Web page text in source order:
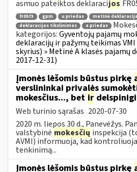
asmuo pateiktos deklaracijos
fr0573 gpm u priedas metinė deklaracija
deklaracijos tikslinimas
a priedas
kategorijos:Gyventojų pajamų
deklaracijų ir pažymų teikimas
skyrius) » Metinė A klasės pajamų
2017-12-31)
Įmonės lėšomis būstus pirkę
verslininkai privalės
mokesčius..., bet ir
Web turinio sąrašas 2020-07-30
2020 m. liepos 30 d., Panevėžys.
valstybinė mokesčių inspekcija
AVMI) informuoja, kad
tenkinimą...
Įmonės lėšomis būstus pirkę